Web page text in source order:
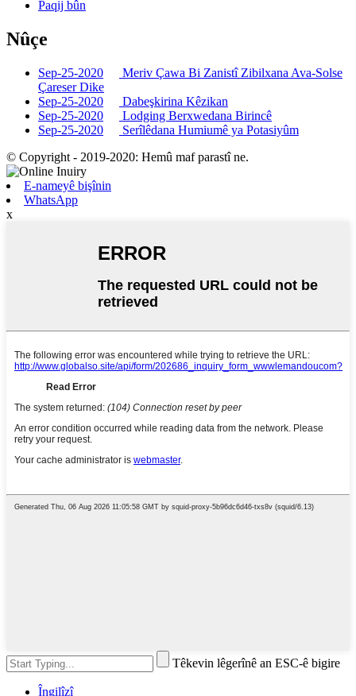
Paqij bûn
Nûçe
Sep-25-2020
Meriv Çawa Bi Zanistî Zibilxana Ava-Solse
Çareser Dike
Sep-25-2020
Dabeşkirina Kêzikan
Sep-25-2020
Lodging Berxwedana Birincê
Sep-25-2020
Serîlêdana Humiumê ya Potasiyûm
© Copyright - 2019-2020: Hemû maf parastî ne.
E-nameyê bişînin
WhatsApp
x
Têkevin lêgerînê an ESC-ê bigire
Îngilîzî